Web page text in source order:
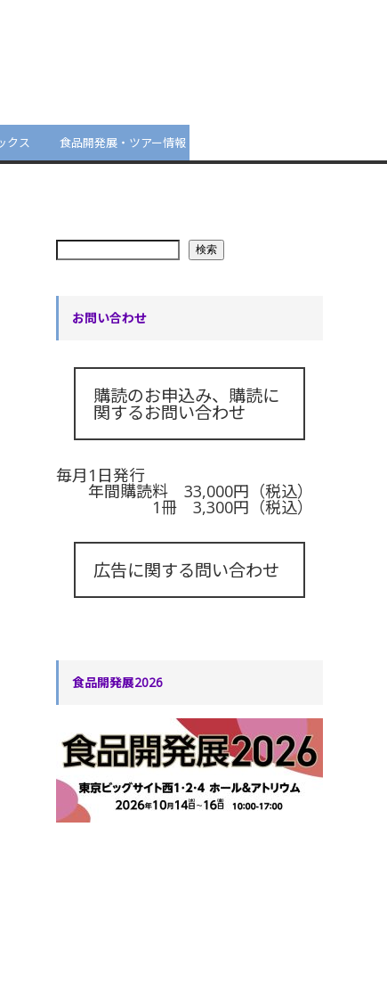
クス 食品開発展・ツアー情報
検索
お問い合わせ
購読のお申込み、購読に
関するお問い合わせ
毎月1日発行
年間購読料 33,000円（税込）
1冊 3,300円（税込）
広告に関する問い合わせ
食品開発展2026